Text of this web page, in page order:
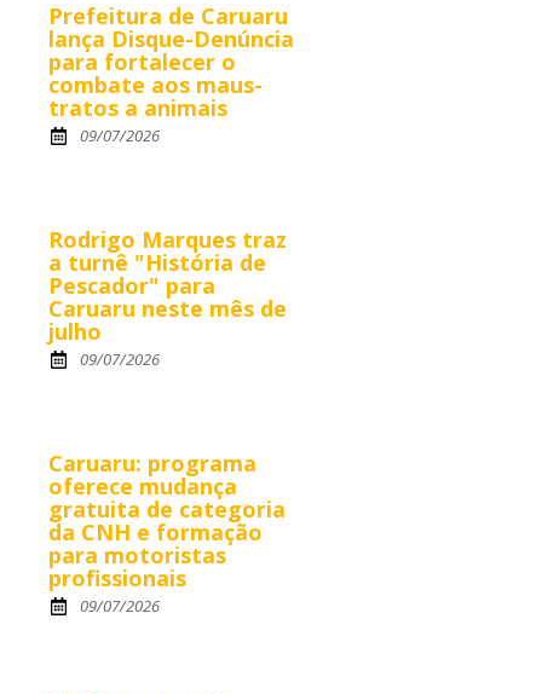
Prefeitura de Caruaru
lança Disque-Denúncia
para fortalecer o
combate aos maus-
tratos a animais
09/07/2026
Rodrigo Marques traz
a turnê "História de
Pescador" para
Caruaru neste mês de
julho
09/07/2026
Caruaru: programa
oferece mudança
gratuita de categoria
da CNH e formação
para motoristas
profissionais
09/07/2026